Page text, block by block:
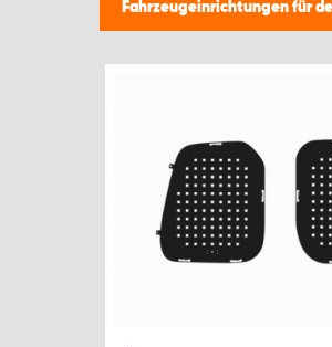
Fahrzeugeinrichtungen für